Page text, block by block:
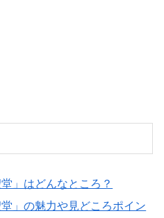
」はどんなところ？
堂」の魅力や見どころポイン